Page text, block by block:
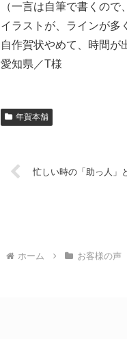
（一言は自筆で書くの
イラストが、ラインが多
自作賀状やめて、時間が
愛知県／T様
年賀本舗
忙しい時の「助っ人」
ホーム お客様の声